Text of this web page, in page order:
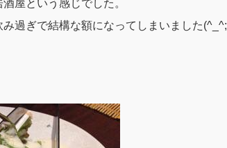
屋という感じでした。
過ぎで結構な額になってしまいました(^_^;